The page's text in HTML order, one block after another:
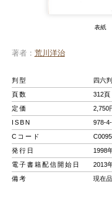
表紙
著者 荒川洋治
判型
四六判
頁数
312頁
定価
2,750
ISBN
978-
Cコード
C0095
発行日
1998
電子書籍配信開始日
2013
備考
現在